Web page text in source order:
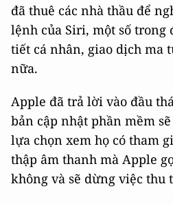
đã thuê các nhà thầu để
lệnh của Siri, một số trong
tiết cá nhân, giao dịch ma
nữa.
Apple đã trả lời vào đầu
bản cập nhật phần mềm
lựa chọn xem họ có tham
thập âm thanh mà Apple
không và sẽ dừng việc thu